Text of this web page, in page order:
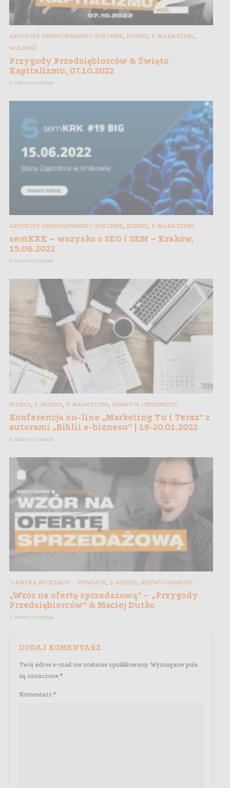
ARTYKUŁY SPONSOROWANE I GOŚCINNE BIZNES E-MARKETING
WOLNOŚĆ
Przygody Przedsiębiorców & Święto
Kapitalizmu, 07.10.2022
1 minut czytania
ARTYKUŁY SPONSOROWANE I GOŚCINNE, BIZNES, E-MARKETING
semKRK – wszysko o SEO i SEM – Kraków,
15.06.2022
2 minut czytania
BIZNES E-BIZNES E-MARKETING PRAWO W INTERNECIE
Konferencja on-line „Marketing Tu i Teraz” z
autorami „Biblii e-biznesu” | 18-20.01.2022
1 minut czytania
"LAMPKĄ PO OCZACH" - WYWIADY, E-BIZNES, ROZWÓJ OSOBISTY
„Wzór na ofertę sprzedażową” – „Przygody
Przedsiębiorców” & Maciej Dutko
2 minut czytania
DODAJ KOMENTARZ
Twój adres e-mail nie zostanie opublikowany. Wymagane pola
są oznaczone *
Komentarz *